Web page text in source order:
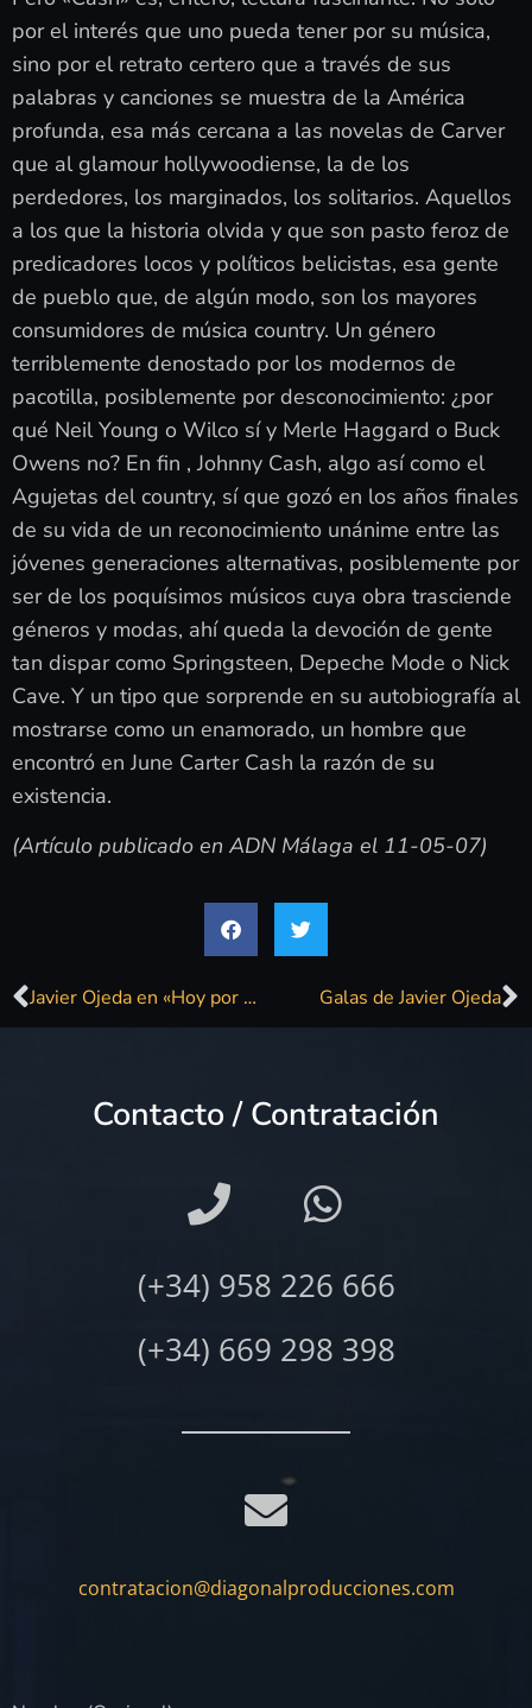
por el interés que uno pueda tener por su música,
sino por el retrato certero que a través de sus
palabras y canciones se muestra de la América
profunda, esa más cercana a las novelas de Carver
que al glamour hollywoodiense, la de los
perdedores, los marginados, los solitarios. Aquellos
a los que la historia olvida y que son pasto feroz de
predicadores locos y políticos belicistas, esa gente
de pueblo que, de algún modo, son los mayores
consumidores de música country. Un género
terriblemente denostado por los modernos de
pacotilla, posiblemente por desconocimiento: ¿por
qué Neil Young o Wilco sí y Merle Haggard o Buck
Owens no? En fin , Johnny Cash, algo así como el
Agujetas del country, sí que gozó en los años finales
de su vida de un reconocimiento unánime entre las
jóvenes generaciones alternativas, posiblemente por
ser de los poquísimos músicos cuya obra trasciende
géneros y modas, ahí queda la devoción de gente
tan dispar como Springsteen, Depeche Mode o Nick
Cave. Y un tipo que sorprende en su autobiografía al
mostrarse como un enamorado, un hombre que
encontró en June Carter Cash la razón de su
existencia.
(Artículo publicado en ADN Málaga el 11-05-07)
Javier Ojeda en «Hoy por hoy» de la Cadena Ser Galas de Javier Ojeda
Contacto / Contratación
(+34) 958 226 666
(+34) 669 298 398
contratacion@diagonalproducciones.com